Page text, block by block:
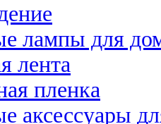
лампы для
лента
пленка
аксессуары